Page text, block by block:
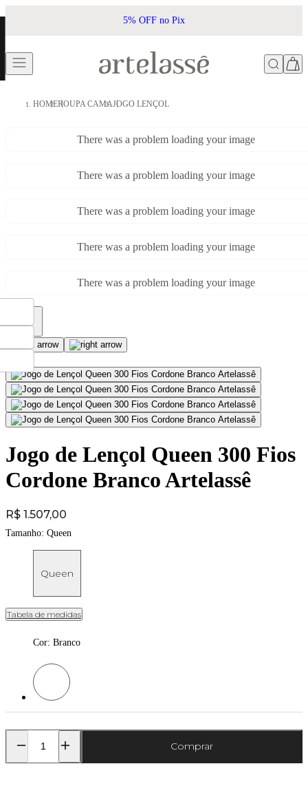
5% OFF no Pix
HOMEROUPA CAMAJOGO LENÇOL
There was a problem loading your image
There was a problem loading your image
There was a problem loading your image
There was a problem loading your image
There was a problem loading your image
Jogo de Lençol Queen 300 Fios
Cordone Branco Artelassê
Price:
R$ 1.507,00
Tamanho: Queen
Queen
Tabela de medidas
Cor: Branco
Cor: Branco
Comprar